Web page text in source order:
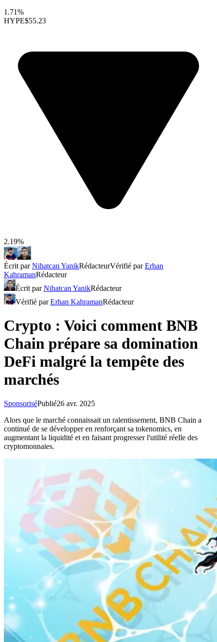
1.71%
HYPE$55.23
2.19%
Écrit parNihatcan YanikRédacteurVérifié parErhan
KahramanRédacteur
Écrit parNihatcan YanikRédacteur
Vérifié parErhan KahramanRédacteur
Crypto : Voici comment BNB
Chain prépare sa domination
DeFi malgré la tempête des
marchés
SponsoriséPublié26 avr. 2025
Alors que le marché connaissait un ralentissement, BNB Chain a
continué de se développer en renforçant sa tokenomics, en
augmentant la liquidité et en faisant progresser l'utilité réelle des
cryptomonnaies.